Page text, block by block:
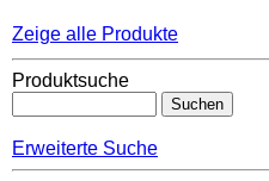
Zeige alle Produkte
Produktsuche
Erweiterte Suche